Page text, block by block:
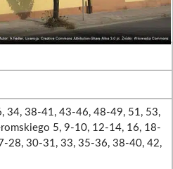
34, 38-41, 43-46, 48-49, 51, 53,
5, 9-10, 12-14, 16, 18-
28, 30-31, 33, 35-36, 38-40, 42,